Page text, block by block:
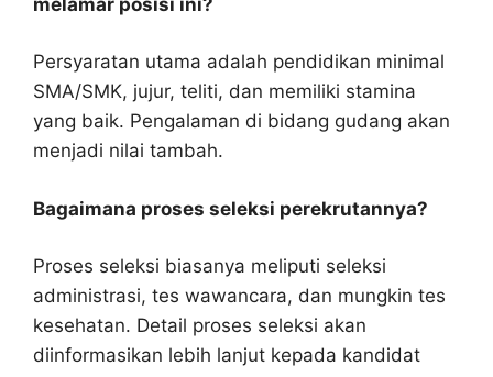
Persyaratan utama adalah pendidikan minimal
SMA/SMK, jujur, teliti, dan memiliki stamina
yang baik. Pengalaman di bidang gudang akan
menjadi nilai tambah.
Bagaimana proses seleksi perekrutannya?
Proses seleksi biasanya meliputi seleksi
administrasi, tes wawancara, dan mungkin tes
kesehatan. Detail proses seleksi akan
diinformasikan lebih lanjut kepada kandidat